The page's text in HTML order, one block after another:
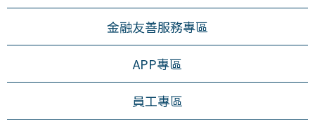
金融友善服務專區
APP專區
員工專區